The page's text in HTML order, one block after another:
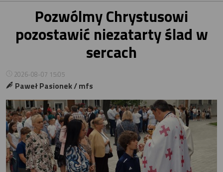
Pozwólmy Chrystusowi
pozostawić niezatarty ślad w
sercach
2026-08-07 15:05
Paweł Pasionek / mfs